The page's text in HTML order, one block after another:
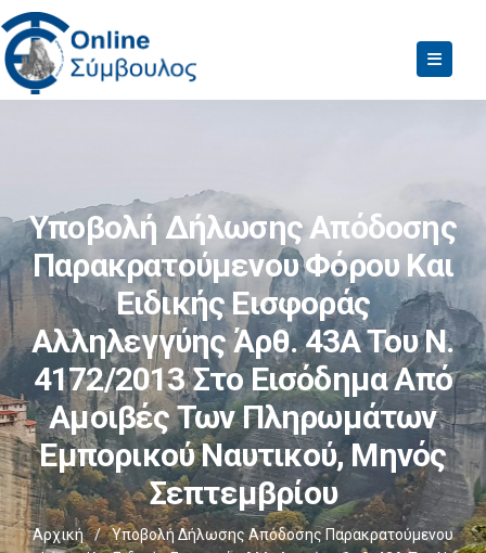
Υποβολή Δήλωσης Απόδοσης
Παρακρατούμενου Φόρου Και
Ειδικής Εισφοράς
Αλληλεγγύης Άρθ. 43Α Του Ν.
4172/2013 Στο Εισόδημα Από
Αμοιβές Των Πληρωμάτων
Εμπορικού Ναυτικού, Μηνός
Σεπτεμβρίου
Αρχική /
Υποβολή Δήλωσης Απόδοσης Παρακρατούμενου